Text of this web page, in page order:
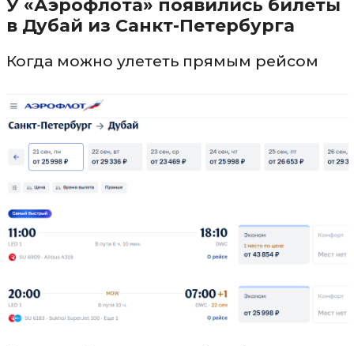
У «Аэрофлота» появились билеты
в Дубай из Санкт-Петербурга
Когда можно улететь прямым рейсом